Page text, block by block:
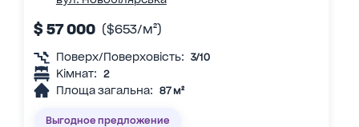
$ 57 000 ($653/м²)
Поверх/Поверховість: 3/10
Кімнат: 2
Площа загальна: 87 м²
Выгодное предложение